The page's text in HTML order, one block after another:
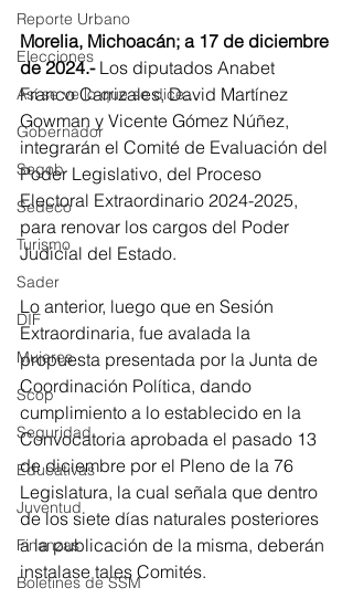
Reporte Urbano
Elecciones
Así se ve lo que se dice...
Gobernador
Segob
Sedeco
Turismo
Sader
DIF
Mujeres
Scop
Seguridad
Educativas
Juventud
Finanzas
Boletines de SSM
Morelia, Michoacán; a 17 de diciembre
de 2024.- Los diputados Anabet
Franco Carrizales, David Martínez
Gowman y Vicente Gómez Núñez,
integrarán el Comité de Evaluación del
Poder Legislativo, del Proceso
Electoral Extraordinario 2024-2025,
para renovar los cargos del Poder
Judicial del Estado.
Lo anterior, luego que en Sesión
Extraordinaria, fue avalada la
propuesta presentada por la Junta de
Coordinación Política, dando
cumplimiento a lo establecido en la
Convocatoria aprobada el pasado 13
de diciembre por el Pleno de la 76
Legislatura, la cual señala que dentro
de los siete días naturales posteriores
a la publicación de la misma, deberán
instalase tales Comités.